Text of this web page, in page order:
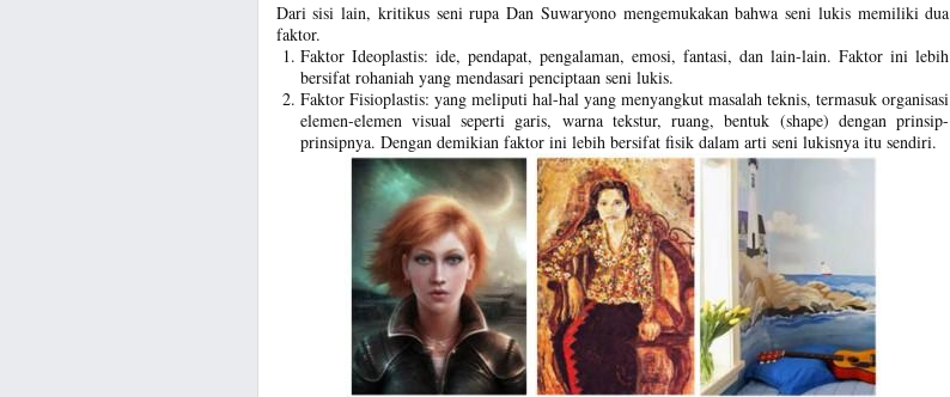
Dari sisi lain, kritikus seni rupa Dan Suwaryono mengemukakan bahwa seni lukis memiliki dua
faktor.
Faktor Ideoplastis: ide, pendapat, pengalaman, emosi, fantasi, dan lain-lain. Faktor ini lebih
bersifat rohaniah yang mendasari penciptaan seni lukis.
Faktor Fisioplastis: yang meliputi hal-hal yang menyangkut masalah teknis, termasuk organisasi
elemen-elemen visual seperti garis, warna tekstur, ruang, bentuk (shape) dengan prinsip-
prinsipnya. Dengan demikian faktor ini lebih bersifat fisik dalam arti seni lukisnya itu sendiri.